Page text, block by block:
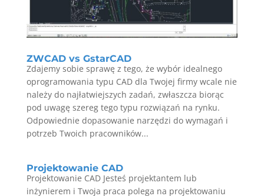
ZWCAD vs GstarCAD
Zdajemy sobie sprawę z tego, że wybór idealnego
oprogramowania typu CAD dla Twojej firmy wcale nie
należy do najłatwiejszych zadań, zwłaszcza biorąc
pod uwagę szereg tego typu rozwiązań na rynku.
Odpowiednie dopasowanie narzędzi do wymagań i
potrzeb Twoich pracowników...
Projektowanie CAD
Projektowanie CAD Jesteś projektantem lub
inżynierem i Twoja praca polega na projektowaniu